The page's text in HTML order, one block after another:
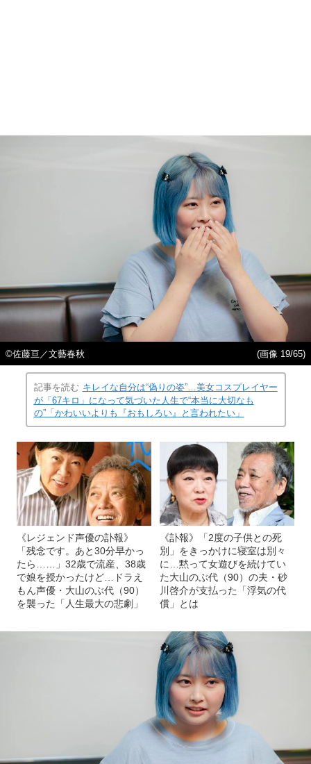
©佐藤亘／文藝春秋 (画像 19/65)
記事を読む キレイな自分は“偽りの姿”…美女コスプレイヤー
が「67キロ」になって気づいた人生で“本当に大切なも
の”「かわいいよりも『おもしろい』と言われたい」
《レジェンド声優の訃報》
「残念です。あと30分早かっ
たら……」32歳で流産、38歳
で娘を授かったけど…ドラえ
もん声優・大山のぶ代（90）
を襲った「人生最大の悲劇」
《訃報》「2度の子供との死
別」をきっかけに寝室は別々
に…黙って女遊びを続けてい
た大山のぶ代（90）の夫・砂
川啓介が支払った「浮気の代
償」とは